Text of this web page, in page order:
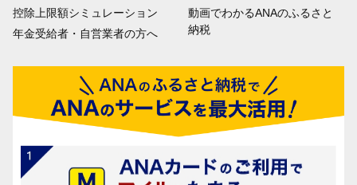
控除上限額シミュレーション
年金受給者・自営業者の方へ
動画でわかるANAのふるさと
納税